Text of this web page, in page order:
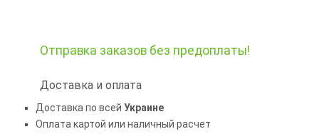
Отправка заказов без предоплаты!
Доставка и оплата
Доставка по всей Украине
Оплата картой или наличный расчет